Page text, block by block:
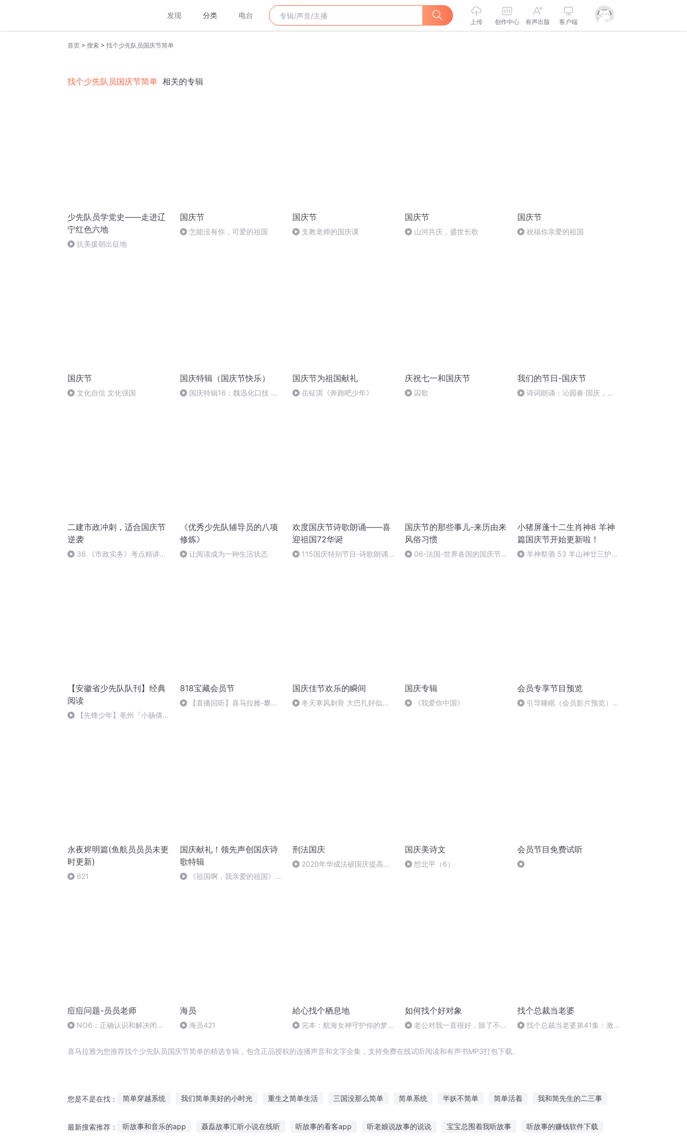
发现 分类 电台
上传 创作中心 有声出版 客户端
首页 > 搜索 > 找个少先队员国庆节简单
找个少先队员国庆节简单 相关的专辑
少先队员学党史——走进辽
宁红色六地
抗美援朝出征地
国庆节
怎能没有你，可爱的祖国
国庆节
支教老师的国庆课
国庆节
山河共庆，盛世长歌
国庆节
祝福你亲爱的祖国
国庆节
文化自信 文化强国
国庆特辑（国庆节快乐）
国庆特辑16：魏迅化口技 二
国庆节为祖国献礼
岳钲淇《奔跑吧少年》
庆祝七一和国庆节
囚歌
我们的节日-国庆节
诗词朗诵：沁园春·国庆，朗
二建市政冲刺，适合国庆节
逆袭
36.《市政实务》考点精讲第
《优秀少先队辅导员的八项
修炼》
让阅读成为一种生活状态
欢度国庆节诗歌朗诵——喜
迎祖国72华诞
115国庆特别节目-诗歌朗诵-
国庆节的那些事儿-来历由来
风俗习惯
06-法国-世界各国的国庆节-
小猪屏蓬十二生肖神8 羊神
篇国庆节开始更新啦！
羊神祭酒 53 羊山神廿三护祭
【安徽省少先队队刊】经典
阅读
【先锋少年】亳州『小杨倩』
818宝藏会员节
【直播回听】喜马拉雅-攀声
国庆佳节欢乐的瞬间
冬天寒风刺骨 大巴扎好似温
国庆专辑
《我爱你中国》
会员专享节目预览
引导睡眠（会员影片预览）京
永夜烬明篇(鱼航员员员未更
时更新)
621
国庆献礼！领先声创国庆诗
歌特辑
《祖国啊，我亲爱的祖国》温
刑法国庆
2020年华成法硕国庆提高班
国庆美诗文
想北平（6）
会员节目免费试听
痘痘问题-员员老师
NO6：正确认识和解决闭合
海员
海员421
給心找个栖息地
完本：航海女神守护你的梦想
如何找个好对象
老公对我一直很好，除了不爱
找个总裁当老婆
找个总裁当老婆第41集：激
喜马拉雅为您推荐找个少先队员国庆节简单的精选专辑，包含正品授权的连播声音和文字全集，支持免费在线试听阅读和有声书MP3打包下载。
您是不是在找： 简单穿越系统 我们简单美好的小时光 重生之简单生活 三国没那么简单 简单系统 半妖不简单 简单活着 我和简先生的二三事
最新搜索推荐： 听故事和音乐的app 聂磊故事汇听小说在线听 听故事的看客app 听老娘说故事的说说 宝宝总围着我听故事 听故事的赚钱软件下载